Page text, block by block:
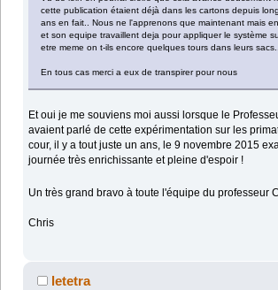
cette publication étaient déjà dans les cartons depuis
ans en fait.. Nous ne l'apprenons que maintenant mais
et son equipe travaillent deja pour appliquer le système
etre meme on t-ils encore quelques tours dans leurs sacs...
En tous cas merci a eux de transpirer pour nous
Et oui je me souviens moi aussi lorsque le
avaient parlé de cette expérimentation sur les
cour, il y a tout juste un ans, le 9 novembre 2015
journée très enrichissante et pleine d'espoir !
Un très grand bravo à toute l'équipe du
Chris
letetra